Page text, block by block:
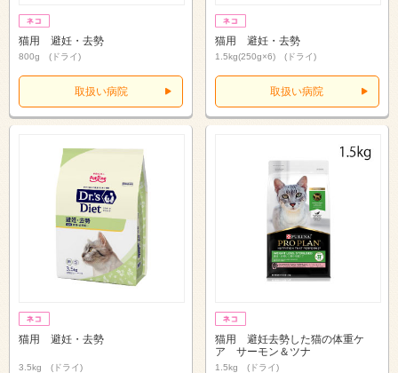
猫用 避妊・去勢
800g (ドライ)
取扱い病院
猫用 避妊・去勢
1.5kg(250g×6) (ドライ)
取扱い病院
猫用 避妊・去勢
3.5kg (ドライ)
猫用 避妊去勢した猫の体重ケ
ア サーモン＆ツナ
1.5kg (ドライ)